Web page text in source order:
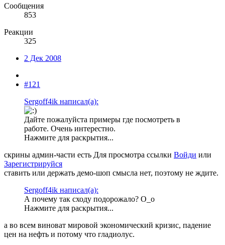
Сообщения
853
Реакции
325
2 Дек 2008
#121
Sergoff4ik написал(а):
Дайте пожалуйста примеры где посмотреть в
работе. Очень интерестно.
Нажмите для раскрытия...
скрины админ-части есть Для просмотра ссылки Войди или
Зарегистрируйся
ставить или держать демо-шоп смысла нет, поэтому не ждите.
Sergoff4ik написал(а):
А почему так сходу подорожало? О_о
Нажмите для раскрытия...
а во всем виноват мировой экономический кризис, падение
цен на нефть и потому что гладиолус.